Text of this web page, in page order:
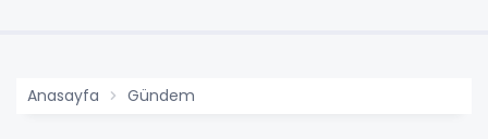
Anasayfa Gündem